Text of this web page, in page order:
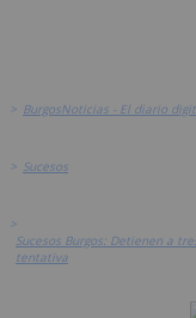
> BurgosNoticias - El diario
> Sucesos
>
Sucesos Burgos: Detienen a
tentativa